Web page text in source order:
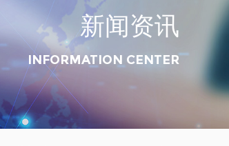
危废鉴定
更多
食品安全检测
洁净度检测
化妆品检测
水资源检测
毒理检测
新闻资讯
INFORMATION CENTER